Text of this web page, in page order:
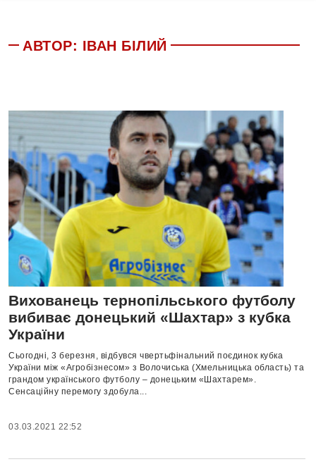
АВТОР: ІВАН БІЛИЙ
Вихованець тернопільського футболу
вибиває донецький «Шахтар» з кубка
України
Сьогодні, 3 березня, відбувся чвертьфінальний поєдинок кубка
України між «Агробізнесом» з Волочиська (Хмельницька область) та
грандом українського футболу – донецьким «Шахтарем».
Сенсаційну перемогу здобула...
03.03.2021 22:52